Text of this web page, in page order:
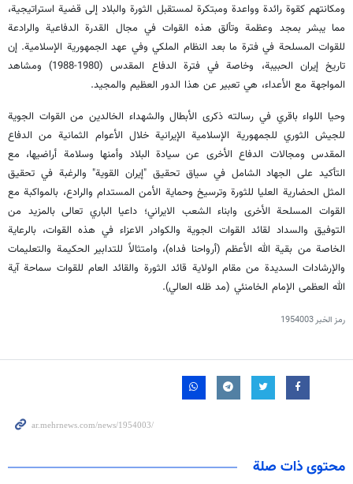
ومكانتهم كقوة رائدة وواعدة ومبتكرة لمستقبل الثورة والبلاد إلى قضية استراتيجية،
مما يبشر بمجد وعظمة وتألق هذه القوات في مجال القدرة الدفاعية والرادعة
للقوات المسلحة في فترة ما بعد النظام الملكي وفي عهد الجمهورية الإسلامية. إن
تاريخ إيران الحبيبة، وخاصة في فترة الدفاع المقدس (1980-1988) ومشاهد
المواجهة مع الأعداء، هي تعبير عن هذا الدور العظيم والمجيد.
وحيا اللواء باقري في رسالته ذكرى الأبطال والشهداء الخالدين من القوات الجوية
للجيش الثوري للجمهورية الإسلامية الإيرانية خلال الأعوام الثمانية من الدفاع
المقدس ومجالات الدفاع الأخرى عن سيادة البلاد وأمنها وسلامة أراضيها، مع
التأكيد على الجهاد الشامل في سياق تحقيق "إيران القوية" والرغبة في تحقيق
المثل الحضارية العليا للثورة وترسيخ وحماية الأمن المستدام والرادع، بالمواكبة مع
القوات المسلحة الأخرى وابناء الشعب الايراني؛ داعيا الباري تعالى بالمزيد من
التوفيق والسداد لقائد القوات الجوية والكوادر الاعزاء في هذه القوات، بالرعاية
الخاصة من بقية الله الأعظم (أرواحنا فداه)، وامتثالاً للتدابير الحكيمة والتعليمات
والإرشادات السديدة من مقام الولاية قائد الثورة والقائد العام للقوات سماحة آية
الله العظمى الإمام الخامنئي (مد ظله العالي).
رمز الخبر1954003
محتوى ذات صلة